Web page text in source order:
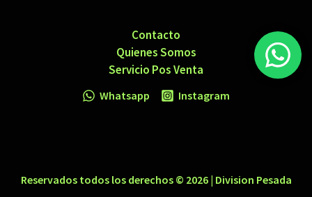
Contacto
Quienes Somos
Servicio Pos Venta
Whatsapp Instagram
Reservados todos los derechos © 2026 | Division Pesada